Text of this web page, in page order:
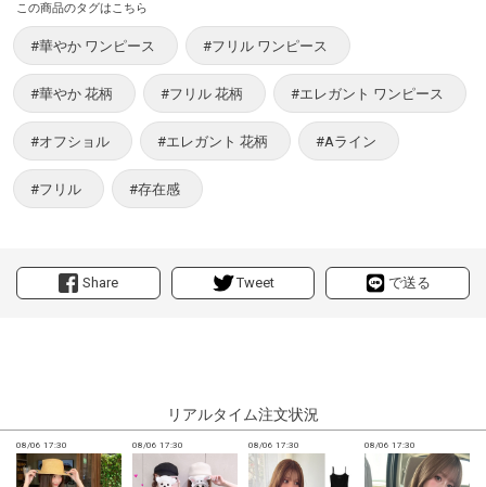
Share Tweet で送る
この商品のタグはこちら
#華やか ワンピース #フリル ワンピース
#華やか 花柄 #フリル 花柄 #エレガント ワンピース
#オフショル #エレガント 花柄 #Aライン
#フリル #存在感
リアルタイム注文状況
08/06 17:30 08/06 17:30 08/06 17:30 08/06 17:30